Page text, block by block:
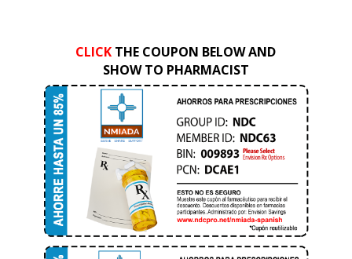
CLICK THE COUPON BELOW AND
SHOW TO PHARMACIST